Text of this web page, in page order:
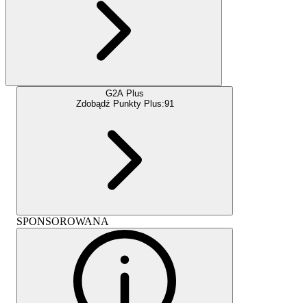
G2A Plus
Zdobądź Punkty Plus:91
SPONSOROWANA